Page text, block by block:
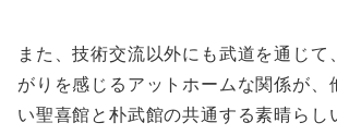
また、技術交流以外にも武道を通じて
がりを感じるアットホームな関係が、
い聖喜館と朴武館の共通する素晴らし